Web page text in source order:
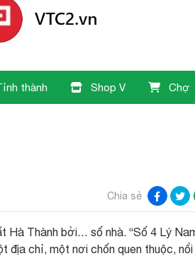
thành Shop V Chợ
Chia sẻ
Hà Thành bởi… số nhà. “Số 4 Lý
địa chỉ, một nơi chốn quen thuộc, nổi